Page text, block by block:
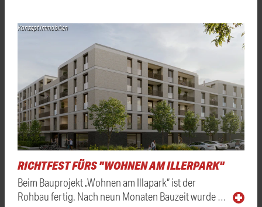
Konzept Immobilien
RICHTFEST FÜRS "WOHNEN AM ILLERPARK"
Beim Bauprojekt „Wohnen am Illapark“ ist der
Rohbau fertig. Nach neun Monaten Bauzeit wurde …